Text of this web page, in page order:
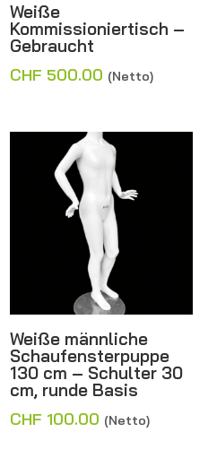
Weiße
Kommissioniertisch –
Gebraucht
CHF 500.00 (Netto)
Weiße männliche
Schaufensterpuppe
130 cm – Schulter 30
cm, runde Basis
CHF 100.00 (Netto)